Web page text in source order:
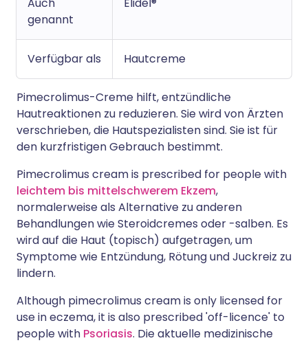
genannt
Verfügbar als Hautcreme
Pimecrolimus-Creme hilft, entzündliche
Hautreaktionen zu reduzieren. Sie wird von Ärzten
verschrieben, die Hautspezialisten sind. Sie ist für
den kurzfristigen Gebrauch bestimmt.
Pimecrolimus cream is prescribed for people with
leichtem bis mittelschwerem Ekzem,
normalerweise als Alternative zu anderen
Behandlungen wie Steroidcremes oder -salben. Es
wird auf die Haut (topisch) aufgetragen, um
Symptome wie Entzündung, Rötung und Juckreiz zu
lindern.
Although pimecrolimus cream is only licensed for
use in eczema, it is also prescribed 'off-licence' to
people with Psoriasis. Die aktuelle medizinische